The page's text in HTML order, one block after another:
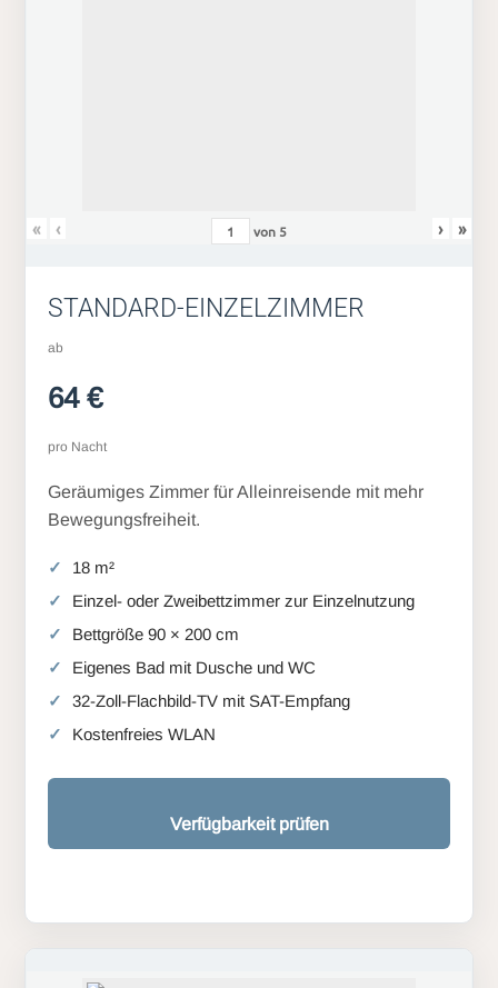
« ‹ von 5 › »
STANDARD-EINZELZIMMER
ab
64 €
pro Nacht
Geräumiges Zimmer für Alleinreisende mit mehr
Bewegungsfreiheit.
18 m²
Einzel- oder Zweibettzimmer zur Einzelnutzung
Bettgröße 90 × 200 cm
Eigenes Bad mit Dusche und WC
32-Zoll-Flachbild-TV mit SAT-Empfang
Kostenfreies WLAN
Verfügbarkeit prüfen